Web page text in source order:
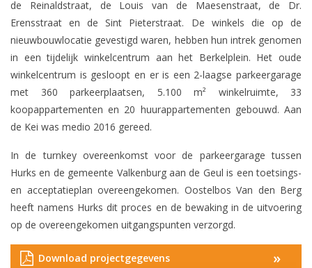
de Reinaldstraat, de Louis van de Maesenstraat, de Dr.
Erensstraat en de Sint Pieterstraat. De winkels die op de
nieuwbouwlocatie gevestigd waren, hebben hun intrek genomen
in een tijdelijk winkelcentrum aan het Berkelplein. Het oude
winkelcentrum is gesloopt en er is een 2-laagse parkeergarage
met 360 parkeerplaatsen, 5.100 m² winkelruimte, 33
koopappartementen en 20 huurappartementen gebouwd. Aan
de Kei was medio 2016 gereed.
In de turnkey overeenkomst voor de parkeergarage tussen
Hurks en de gemeente Valkenburg aan de Geul is een toetsings-
en acceptatieplan overeengekomen. Oostelbos Van den Berg
heeft namens Hurks dit proces en de bewaking in de uitvoering
op de overeengekomen uitgangspunten verzorgd.
Download projectgegevens »